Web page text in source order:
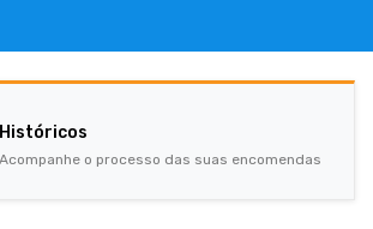
Históricos
Acompanhe o processo das suas encomendas